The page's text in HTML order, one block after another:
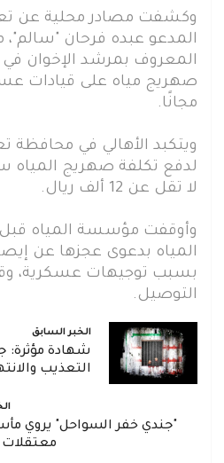
وكشفت مصادر محلية عن
المدعو عبده فرحان
صهريج مياه على قيادات
مجانًا.
ويتكبد الأهالي في محافظة
لدفع تكلفة صهريج المياه
لا تقل عن 12 ألف ريال.
وأوقفت مؤسسة المياه قبل
المياه بدعوى عجزها عن
بسبب توجيهات عسكرية،
التوصيل.
الخبر السابق
التعذيب
"جندي خفر السواحل" يروي
معتقلات